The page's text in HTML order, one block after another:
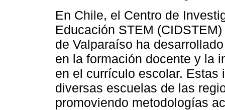
En Chile, el Centro de
Educación STEM
de Valparaíso ha
en la formación docente y la
en el currículo escolar.
diversas escuelas de las
promoviendo metodologías